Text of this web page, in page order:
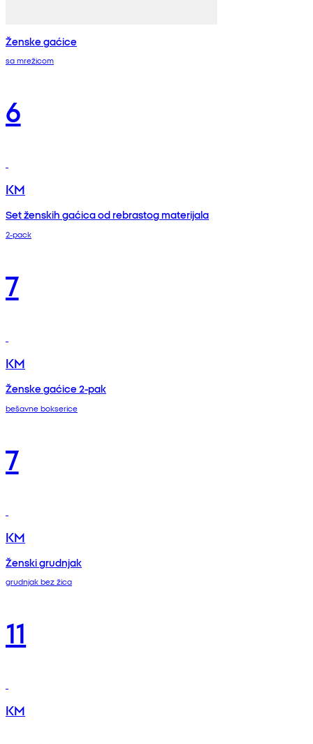
Ženske gaćice
sa mrežicom
6
KM
Set ženskih gaćica od rebrastog materijala
2-pack
7
KM
Ženske gaćice 2-pak
bešavne bokserice
7
KM
Ženski grudnjak
grudnjak bez žica
11
KM